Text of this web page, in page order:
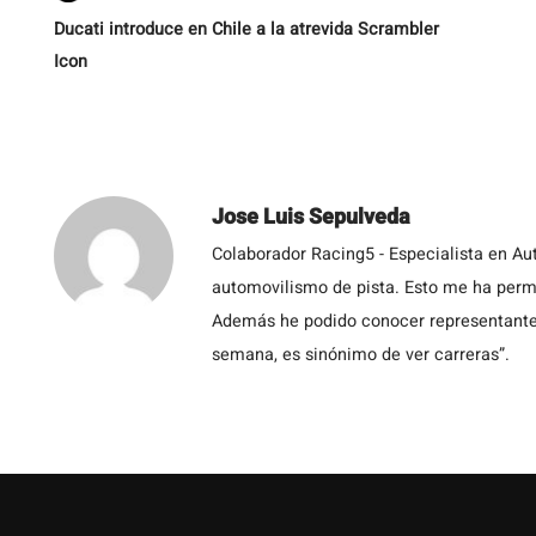
Ducati introduce en Chile a la atrevida Scrambler
Icon
Jose Luis Sepulveda
Colaborador Racing5 - Especialista en
automovilismo de pista. Esto me ha
Además he podido conocer
semana, es sinónimo de ver carreras”.